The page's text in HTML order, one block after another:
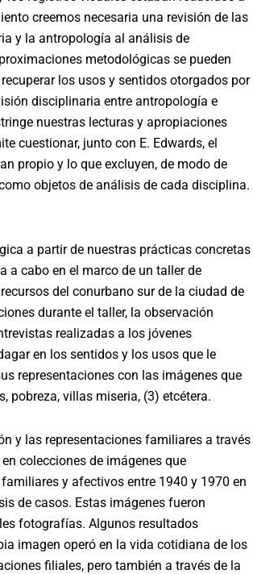
creemos necesaria una revisión de las
y la antropología al análisis de
metodológicas se pueden
los usos y sentidos otorgados por
disciplinaria entre antropología e
nuestras lecturas y apropiaciones
cuestionar, junto con E. Edwards, el
propio y lo que excluyen, de modo de
objetos de análisis de cada disciplina.
a partir de nuestras prácticas concretas
a cabo en el marco de un taller de
del conurbano sur de la ciudad de
durante el taller, la observación
realizadas a los jóvenes
en los sentidos y los usos que le
representaciones con las imágenes que
pobreza, villas miseria, (3) etcétera.
y las representaciones familiares a través
colecciones de imágenes que
y afectivos entre 1940 y 1970 en
de casos. Estas imágenes fueron
fotografías. Algunos resultados
imagen operó en la vida cotidiana de los
filiales, pero también a través de la